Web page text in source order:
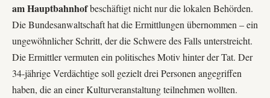
am Hauptbahnhofbeschäftigt nicht nur die lokalen Behörden.
DieBundesanwaltschafthat die Ermittlungen übernommen – ein
ungewöhnlicher Schritt, der die Schwere des Falls unterstreicht.
Die Ermittler vermuten ein politisches Motiv hinter der Tat. Der
34-jährige Verdächtige soll gezielt drei Personen angegriffen
haben, die an einer Kulturveranstaltung teilnehmen wollten.